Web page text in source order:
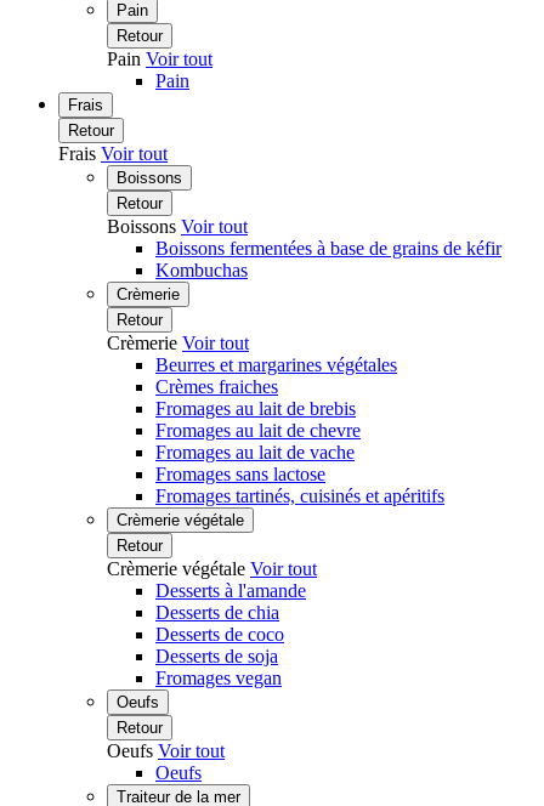
Pain
Retour
Pain Voir tout
Pain
Frais
Retour
Frais Voir tout
Boissons
Retour
Boissons Voir tout
Boissons fermentées à base de grains de kéfir
Kombuchas
Crèmerie
Retour
Crèmerie Voir tout
Beurres et margarines végétales
Crèmes fraiches
Fromages au lait de brebis
Fromages au lait de chevre
Fromages au lait de vache
Fromages sans lactose
Fromages tartinés, cuisinés et apéritifs
Crèmerie végétale
Retour
Crèmerie végétale Voir tout
Desserts à l'amande
Desserts de chia
Desserts de coco
Desserts de soja
Fromages vegan
Oeufs
Retour
Oeufs Voir tout
Oeufs
Traiteur de la mer